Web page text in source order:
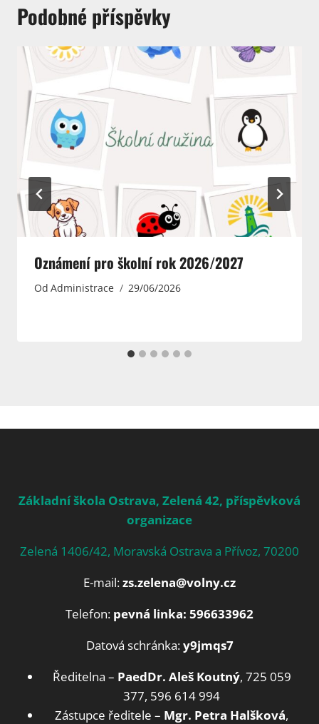
Podobné příspěvky
Oznámení pro školní rok 2026/2027
Od Administrace 29/06/2026
Základní škola Ostrava, Zelená 42, příspěvková
organizace
Zelená 1406/42, Moravská Ostrava a Přívoz, 70200
E-mail:zs.zelena@volny.cz
Telefon: pevná linka: 596633962
Datová schránka:y9jmqs7
Ředitelna – PaedDr. Aleš Koutný, 725 059
377, 596 614 994
Zástupce ředitele – Mgr. Petra Halšková,